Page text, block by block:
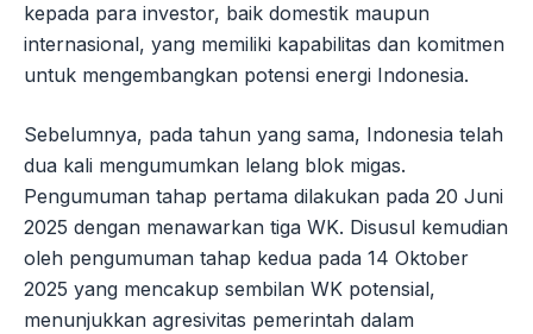
kepada para investor, baik domestik maupun
internasional, yang memiliki kapabilitas dan komitmen
untuk mengembangkan potensi energi Indonesia.
Sebelumnya, pada tahun yang sama, Indonesia telah
dua kali mengumumkan lelang blok migas.
Pengumuman tahap pertama dilakukan pada 20 Juni
2025 dengan menawarkan tiga WK. Disusul kemudian
oleh pengumuman tahap kedua pada 14 Oktober
2025 yang mencakup sembilan WK potensial,
menunjukkan agresivitas pemerintah dalam